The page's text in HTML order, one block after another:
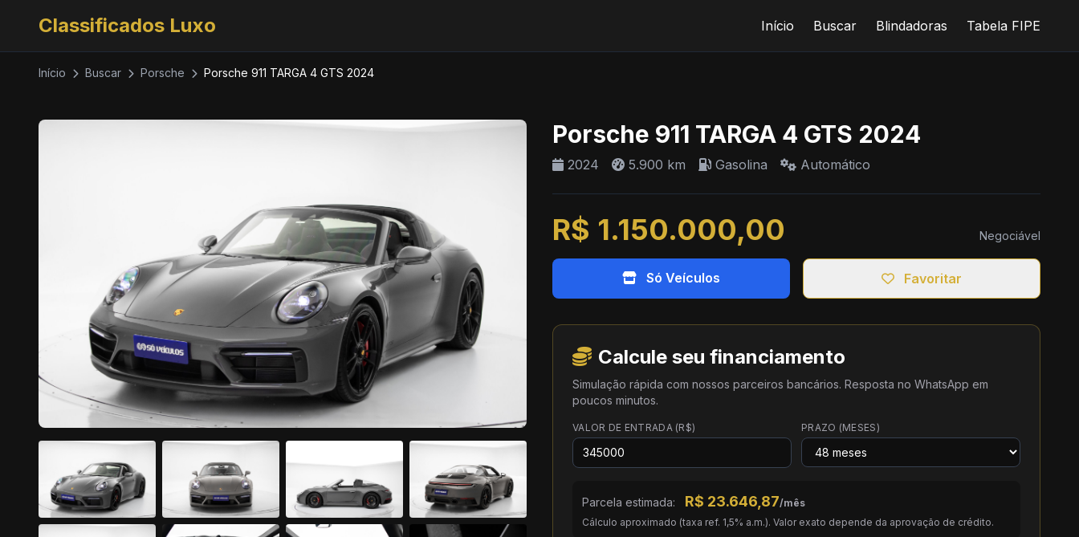
Classificados Luxo Início Buscar Blindadoras Tabela FIPE
Início Buscar Porsche Porsche 911 TARGA 4 GTS 2024
Porsche 911 TARGA 4 GTS 2024
2024 5.900 km Gasolina Automático
R$ 1.150.000,00 Negociável
Só Veículos Favoritar
Calcule seu financiamento
Simulação rápida com nossos parceiros bancários. Resposta no WhatsApp em
poucos minutos.
VALOR DE ENTRADA (R$) PRAZO (MESES)
Parcela estimada: R$ 23.646,87/mês
Cálculo aproximado (taxa ref. 1,5% a.m.). Valor exato depende da aprovação de crédito.